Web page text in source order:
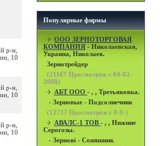
р-н,
10
р-н,
10
р-н,
10
Популярные фирмы
OOO ЗЕРНОТОРГОВАЯ
КОМПАНИЯ - Николаевская,
Украина, Николаев.
Зернотрейдер
(21167 Просмотров с 04-02-
2008)
АБТ ООО - , , Третьяковка.
- Зерновые - Подсолнечник
(12737 Просмотров с 0-0-)
АВАЛС-1 ТОВ - , , Нижние
Серогозы.
- Зернові - Соняшник